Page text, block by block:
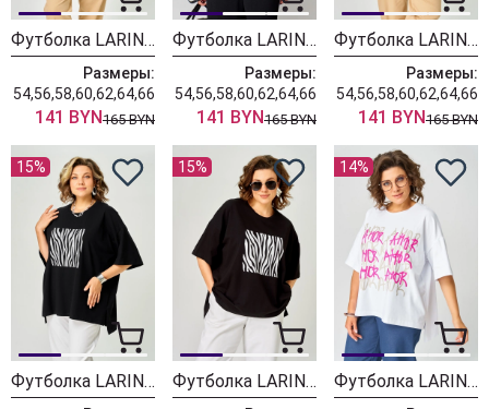
Футболка LARINI 083 белый + золотой зебра
Размеры:
54,56,58,60,62,64,66
141 BYN165 BYN
Футболка LARINI 083 белый + черный зебра
Размеры:
54,56,58,60,62,64,66
141 BYN165 BYN
Футболка LARINI 083 черный + золотой зебра
Размеры:
54,56,58,60,62,64,66
141 BYN165 BYN
15%
Футболка LARINI 083 черный + серебро зебра
15%
Футболка LARINI 083 черный + белый зебра
14%
Футболка LARINI 082 белый + золотой amor